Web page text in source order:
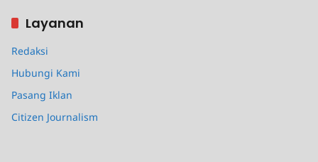
Layanan
Redaksi
Hubungi Kami
Pasang Iklan
Citizen Journalism